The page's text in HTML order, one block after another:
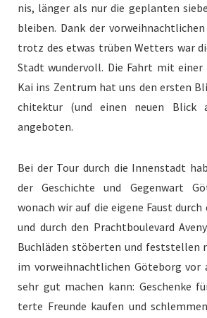
nis, länger als nur die geplanten
bleiben. Dank der
trotz des etwas trüben Wet­ters war
Stadt wun­der­voll. Die Fahrt mit ein­er
Kai ins Zen­trum hat uns den ersten
chitek­tur (und einen neuen Blick
angeboten.
Bei der Tour durch die Innen­stadt
der Geschichte und Gegen­wart
wonach wir auf die eigene Faust
und durch den Pracht­boule­vard
Buch­lä­den stöberten und fest­stellen
im vor­wei­h­nachtlichen Göte­borg vor
sehr gut machen kann: Geschenke
terte Fre­unde kaufen und